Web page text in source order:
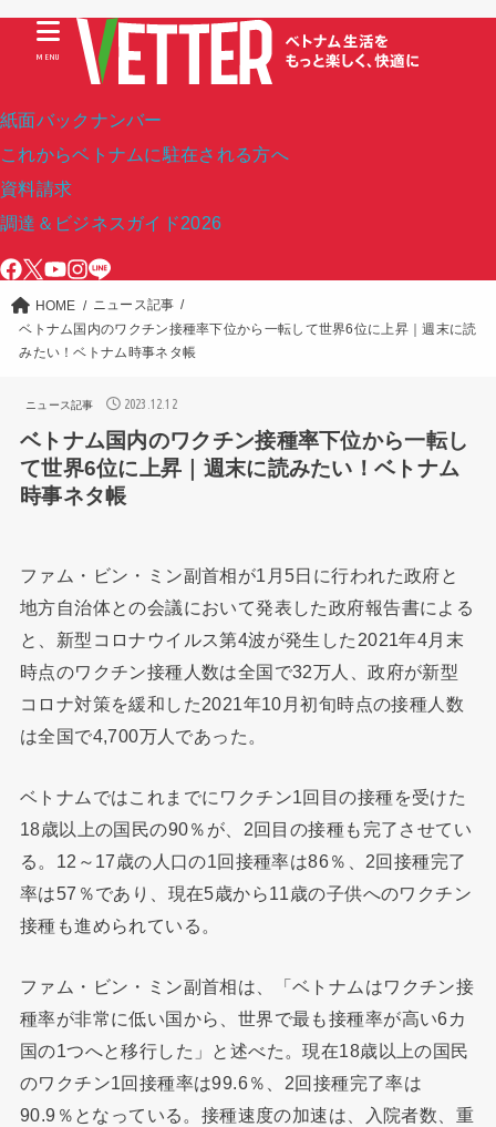
紙面バックナンバー
これからベトナムに駐在される方へ
資料請求
調達＆ビジネスガイド2026
MENU
HOME
ニュース記事
ベトナム国内のワクチン接種率下位から一転して世界6位に上昇｜週末に読
みたい！ベトナム時事ネタ帳
ニュース記事 2023.12.12
ベトナム国内のワクチン接種率下位から一転し
て世界6位に上昇｜週末に読みたい！ベトナム
時事ネタ帳
ファム・ビン・ミン副首相が1月5日に行われた政府と
地方自治体との会議において発表した政府報告書による
と、新型コロナウイルス第4波が発生した2021年4月末
時点のワクチン接種人数は全国で32万人、政府が新型
コロナ対策を緩和した2021年10月初旬時点の接種人数
は全国で4,700万人であった。
ベトナムではこれまでにワクチン1回目の接種を受けた
18歳以上の国民の90％が、2回目の接種も完了させてい
る。12～17歳の人口の1回接種率は86％、2回接種完了
率は57％であり、現在5歳から11歳の子供へのワクチン
接種も進められている。
ファム・ビン・ミン副首相は、「ベトナムはワクチン接
種率が非常に低い国から、世界で最も接種率が高い6カ
国の1つへと移行した」と述べた。現在18歳以上の国民
のワクチン1回接種率は99.6％、2回接種完了率は
90.9％となっている。接種速度の加速は、入院者数、重